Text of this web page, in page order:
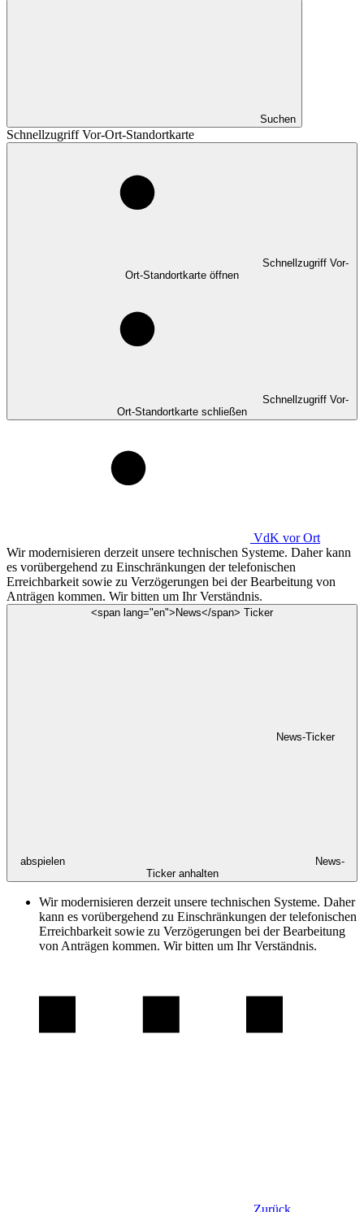
Suchen
Schnellzugriff Vor-Ort-Standortkarte
Schnellzugriff Vor-
Ort-Standortkarte öffnen
Schnellzugriff Vor-
Ort-Standortkarte schließen
VdK vor Ort
Wir modernisieren derzeit unsere technischen Systeme. Daher kann
es vorübergehend zu Einschränkungen der telefonischen
Erreichbarkeit sowie zu Verzögerungen bei der Bearbeitung von
Anträgen kommen. Wir bitten um Ihr Verständnis.
<span lang="en">News</span> Ticker
News-Ticker
abspielen
News-
Ticker anhalten
Wir modernisieren derzeit unsere technischen Systeme. Daher
kann es vorübergehend zu Einschränkungen der telefonischen
Erreichbarkeit sowie zu Verzögerungen bei der Bearbeitung
von Anträgen kommen. Wir bitten um Ihr Verständnis.
Zurück